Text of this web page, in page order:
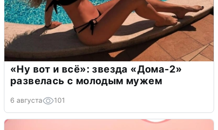
«Ну вот и всё»: звезда «Дома-2»
развелась с молодым мужем
6 августа 101